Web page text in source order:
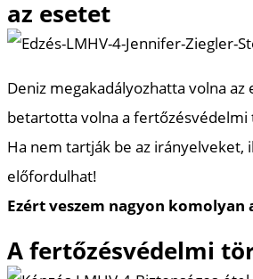
az esetet
Deniz megakadályozhatta volna az
betartotta volna a
Ha nem tartják be az irányelveket,
előfordulhat!
Ezért veszem nagyon
A fertőzésvédelmi